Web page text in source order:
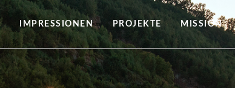
IMPRESSIONEN PROJEKTE MISSION